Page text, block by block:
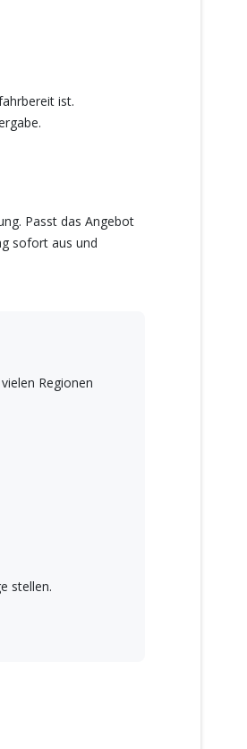
ist.
Passt das Angebot
sofort aus und
Regionen
stellen.